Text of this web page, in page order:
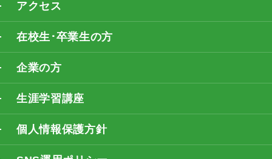
アクセス
在校生･卒業生の方
企業の方
生涯学習講座
個人情報保護方針